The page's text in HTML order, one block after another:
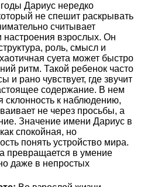
Дариус нередко
не спешит раскрывать
считывает
настроения взрослых. Он
роль, смысл и
суета может быстро
ритм. Такой ребенок часто
и рано чувствует, где звучит
содержание. В нем
склонность к наблюдению,
не через просьбы, а
Значение имени Дариус в
спокойная, но
понять устройство мира.
превращается в умение
даже в непростых